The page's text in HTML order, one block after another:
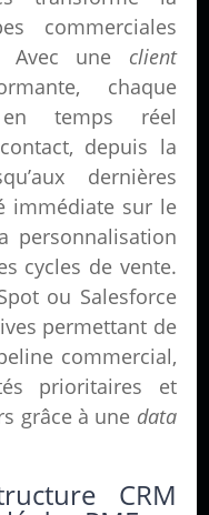
commerciales
Avec une client
chaque
en temps réel
depuis la
dernières
immédiate sur le
personnalisation
cycles de vente.
ou Salesforce
permettant de
commercial,
prioritaires et
grâce à une data
CRM